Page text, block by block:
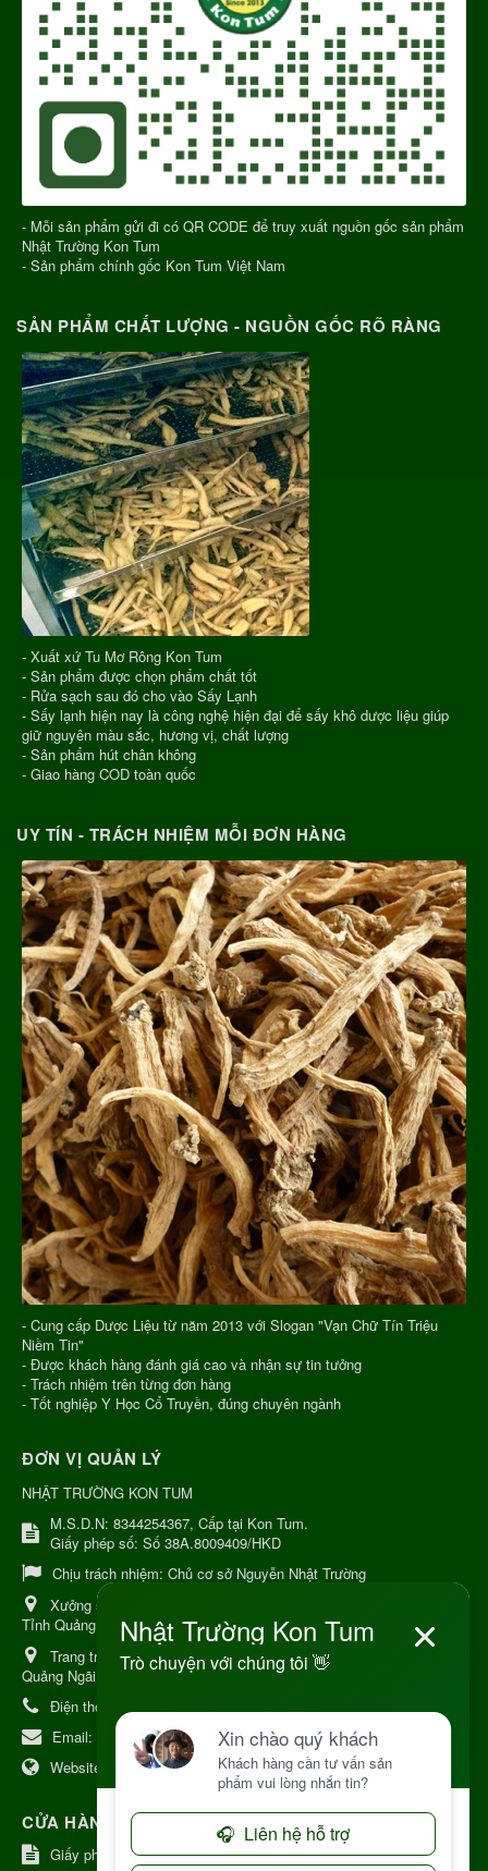
- Mỗi sản phẩm gửi đi có QR CODE để truy xuất nguồn gốc sản phẩm
Nhật Trường Kon Tum
- Sản phẩm chính gốc Kon Tum Việt Nam
SẢN PHẨM CHẤT LƯỢNG - NGUỒN GỐC RÕ RÀNG
- Xuất xứ Tu Mơ Rông Kon Tum
- Sản phẩm được chọn phẩm chất tốt
- Rửa sạch sau đó cho vào Sấy Lạnh
- Sấy lạnh hiện nay là công nghệ hiện đại để sấy khô dược liệu giúp
giữ nguyên màu sắc, hương vị, chất lượng
- Sản phẩm hút chân không
- Giao hàng COD toàn quốc
UY TÍN - TRÁCH NHIỆM MỖI ĐƠN HÀNG
- Cung cấp Dược Liệu từ năm 2013 với Slogan "Vạn Chữ Tín Triệu
Niềm Tin"
- Được khách hàng đánh giá cao và nhận sự tin tưởng
- Trách nhiệm trên từng đơn hàng
- Tốt nghiệp Y Học Cổ Truyền, đúng chuyên ngành
ĐƠN VỊ QUẢN LÝ
NHẬT TRƯỜNG KON TUM
M.S.D.N: 8344254367, Cấp tại Kon Tum.
Giấy phép số: Số 38A.8009409/HKD
Chịu trách nhiệm: Chủ cơ sở Nguyễn Nhật Trường
Xưởng sản xuất:
Tỉnh Quảng Ngải
Trang trại Dược Liệu Hữu Cơ: Khu 37 Hộ Xã Măng Đen Tỉnh
Quảng Ngãi
Điện thoại:
Email:
kinhdoanh@nhattruongkontum.com
Website:
https://www.nhattruongkontum.com
CỬA HÀNG GIỚI THIỆU TẠI NHẬT BẢN
Giấy phép số: 080-9475-1379